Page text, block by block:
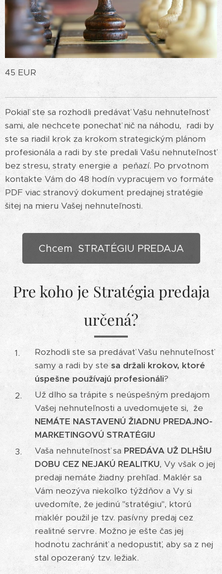
45 EUR
Pokiaľ ste sa rozhodli predávať Vašu nehnuteľnosť
sami, ale nechcete ponechať nič na náhodu, radi by
ste sa riadil krok za krokom strategickým plánom
profesionála a radi by ste predali Vašu nehnuteľnosť
bez stresu, straty energie a peňazí. Po prvotnom
kontakte Vám do 48 hodín vypracujem vo formáte
PDF viac stranový dokument predajnej stratégie
šitej na mieru Vašej nehnuteľnosti.
Chcem STRATÉGIU PREDAJA
Pre koho je Stratégia predaja
určená?
Rozhodli ste sa predávať Vašu nehnuteľnosť
samy a radi by ste sa držali krokov, ktoré
úspešne používajú profesionáli?
Už dlho sa trápite s neúspešným predajom
Vašej nehnuteľnosti a uvedomujete si, že
NEMÁTE NASTAVENÚ ŽIADNU PREDAJNO-
MARKETINGOVÚ STRATÉGIU
Vaša nehnuteľnosť sa PREDÁVA UŽ DLHŠIU
DOBU CEZ NEJAKÚ REALITKU, Vy však o jej
predaji nemáte žiadny prehľad. Maklér sa
Vám neozýva niekoľko týždňov a Vy si
uvedomíte, že jedinú "stratégiu", ktorú
maklér použil je tzv. pasívny predaj cez
realitné servre. Možno je ešte čas jej
hodnotu zachrániť a nedopustiť, aby sa z nej
stal opozeraný tzv. ležiak.